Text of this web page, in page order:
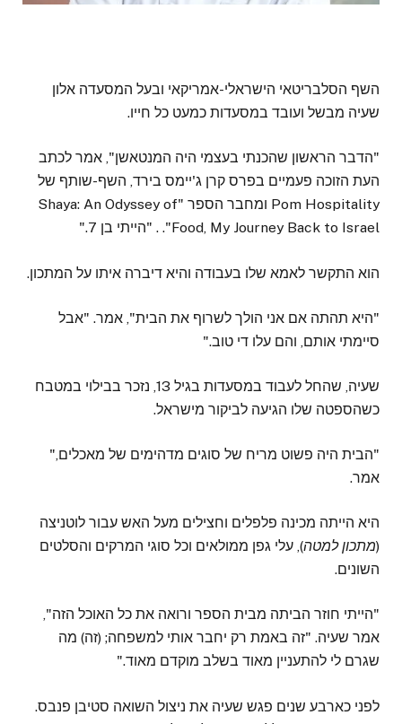
השף הסלבריטאי הישראלי-אמריקאי ובעל המסעדה אלון
שעיה מבשל ועובד במסעדות כמעט כל חייו.
"הדבר הראשון שהכנתי בעצמי היה המנטאשן", אמר לכתב
העת הזוכה פעמיים בפרס קרן ג'יימס בירד, השף-שותף של
Pom Hospitality ומחבר הספר "Shaya: An Odyssey of
Food, My Journey Back to Israel". . "הייתי בן 7."
הוא התקשר לאמא שלו בעבודה והיא דיברה איתו על המתכון.
"היא תהתה אם אני הולך לשרוף את הבית", אמר. "אבל
סיימתי אותם, והם עלו די טוב."
שעיה, שהחל לעבוד במסעדות בגיל 13, נזכר בבילוי במטבח
כשהספטה שלו הגיעה לביקור מישראל.
"הבית היה פשוט מריח של סוגים מדהימים של מאכלים,"
אמר.
היא הייתה מכינה פלפלים וחצילים מעל האש עבור לוטניצה
(מתכון למטה), עלי גפן ממולאים וכל סוגי המרקים והסלטים
השונים.
"הייתי חוזר הביתה מבית הספר ורואה את כל האוכל הזה",
אמר שעיה. "זה באמת רק יחבר אותי למשפחה; (זה) מה
שגרם לי להתעניין מאוד בשלב מוקדם מאוד."
לפני כארבע שנים פגש שעיה את ניצול השואה סטיבן פנבס.